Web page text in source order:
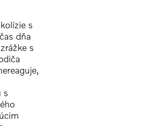
s
dňa
s
s